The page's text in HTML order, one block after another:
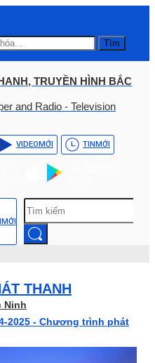
Tìm
TRUYỀN HÌNH BẮC
and Radio - Television
VIDEOMỚI TINMỚI
MỚI
THANH
Ninh
2025 - Chương trình phát